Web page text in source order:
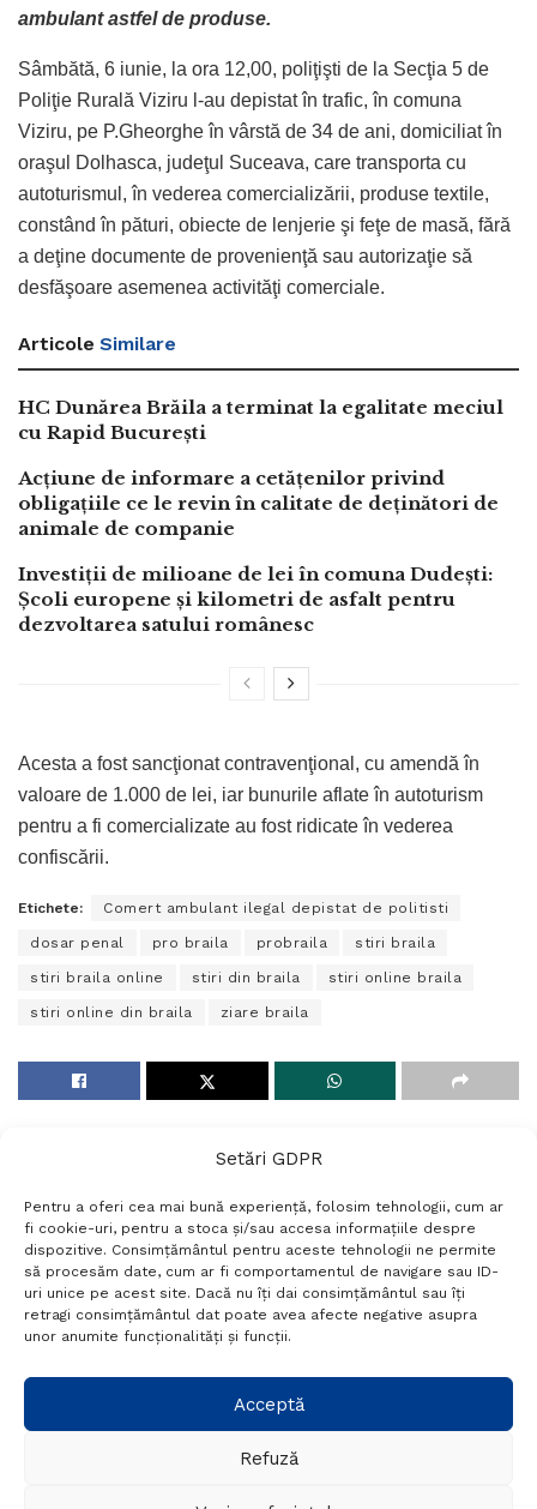
Setări GDPR
Pentru a oferi cea mai bună experiență, folosim tehnologii, cum ar
fi cookie-uri, pentru a stoca și/sau accesa informațiile despre
dispozitive. Consimțământul pentru aceste tehnologii ne permite
să procesăm date, cum ar fi comportamentul de navigare sau ID-
uri unice pe acest site. Dacă nu îți dai consimțământul sau îți
retragi consimțământul dat poate avea afecte negative asupra
unor anumite funcționalități și funcții.
Acceptă
Refuză
ambulant astfel de produse.
Sâmbătă, 6 iunie, la ora 12,00, poliţişti de la Secţia 5 de
Poliţie Rurală Viziru l-au depistat în trafic, în comuna
Viziru, pe P.Gheorghe în vârstă de 34 de ani, domiciliat în
oraşul Dolhasca, judeţul Suceava, care transporta cu
autoturismul, în vederea comercializării, produse textile,
constând în pături, obiecte de lenjerie şi feţe de masă, fără
a deţine documente de provenienţă sau autorizaţie să
desfăşoare asemenea activităţi comerciale.
Articole Similare
HC Dunărea Brăila a terminat la egalitate meciul
cu Rapid București
Acțiune de informare a cetățenilor privind
obligațiile ce le revin în calitate de deținători de
animale de companie
Investiții de milioane de lei în comuna Dudești:
Școli europene și kilometri de asfalt pentru
dezvoltarea satului românesc
Acesta a fost sancţionat contravenţional, cu amendă în
valoare de 1.000 de lei, iar bunurile aflate în autoturism
pentru a fi comercializate au fost ridicate în vederea
confiscării.
Etichete: Comert ambulant ilegal depistat de politisti
dosar penal pro braila probraila stiri braila
stiri braila online stiri din braila stiri online braila
stiri online din braila ziare braila
Termeni si conditii
Politică de confidențialitate
Politica cookies
Setări GDPR
+40 788 760 194